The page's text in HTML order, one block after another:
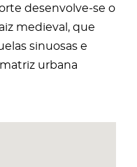
desenvolve-se o
medieval, que
sinuosas e
urbana